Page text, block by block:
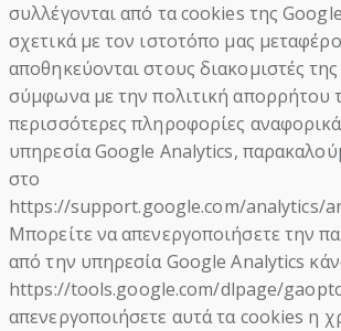
συλλέγονται από τα cookies της
σχετικά με τον ιστοτόπο μας
αποθηκεύονται στους διακομιστές
σύμφωνα με την πολιτική απορρήτου
περισσότερες πληροφορίες
υπηρεσία Google Analytics,
στο
https://support.google.com/analytics/
Μπορείτε να απενεργοποιήσετε την
από την υπηρεσία Google Analytics
https://tools.google.com/dlpage/
απενεργοποιήσετε αυτά τα cookies η